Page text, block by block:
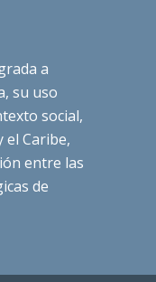
a
su uso
social,
el Caribe,
entre las
de